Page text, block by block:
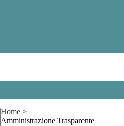
Home >
Amministrazione Trasparente